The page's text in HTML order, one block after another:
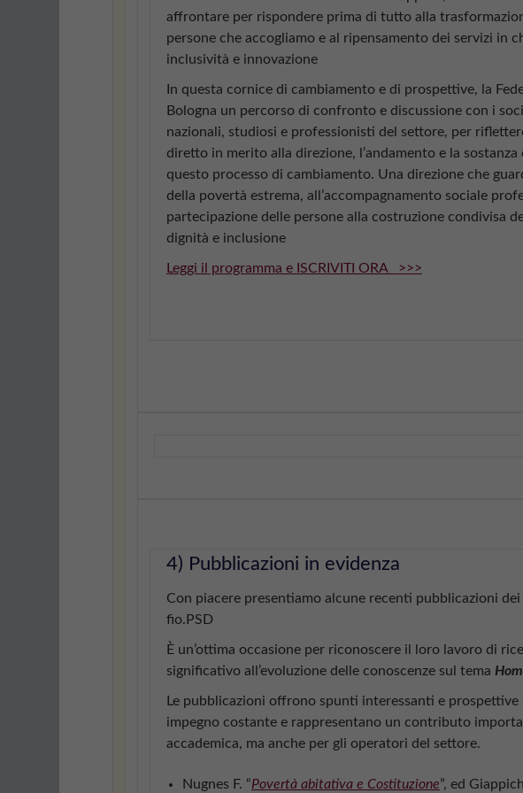
affrontare per rispondere prima di tutto alla
persone che accogliamo e al ripensamento dei servizi in
inclusività e innovazione
In questa cornice di cambiamento e di prospettive, la
Bologna un percorso di confronto e discussione con i
nazionali, studiosi e professionisti del settore, per
diretto in merito alla direzione, l’andamento e la
questo processo di cambiamento. Una direzione che
della povertà estrema, all’accompagnamento sociale
partecipazione delle persone alla costruzione condivisa
dignità e inclusione
Leggi il programma e ISCRIVITI ORA >>>
4) Pubblicazioni in evidenza
Con piacere presentiamo alcune recenti pubblicazioni dei
fio.PSD
È un’ottima occasione per riconoscere il loro lavoro di
significativo all’evoluzione delle conoscenze sul tema
Le pubblicazioni offrono spunti interessanti e
impegno costante e rappresentano un contributo
accademica, ma anche per gli operatori del settore.
Nugnes F. “Povertà abitativa e Costituzione”, ed